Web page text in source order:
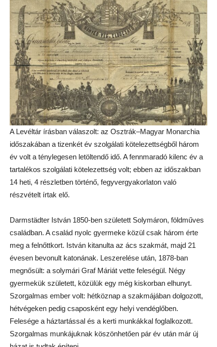
A Levéltár írásban válaszolt: az Osztrák–Magyar Monarchia
időszakában a tizenkét év szolgálati kötelezettségből három
év volt a ténylegesen letöltendő idő. A fennmaradó kilenc év a
tartalékos szolgálati kötelezettség volt; ebben az időszakban
14 heti, 4 részletben történő, fegyvergyakorlaton való
részvételt írtak elő.
Darmstädter István 1850-ben született Solymáron, földműves
családban. A család nyolc gyermeke közül csak három érte
meg a felnőttkort. István kitanulta az ács szakmát, majd 21
évesen bevonult katonának. Leszerelése után, 1878-ban
megnősült: a solymári Graf Máriát vette feleségül. Négy
gyermekük született, közülük egy még kiskorban elhunyt.
Szorgalmas ember volt: hétköznap a szakmájában dolgozott,
hétvégeken pedig csaposként egy helyi vendéglőben.
Felesége a háztartással és a kerti munkákkal foglalkozott.
Szorgalmas munkájuknak köszönhetően pár év után már új